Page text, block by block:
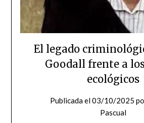
El legado
Goodall frente a
ecológicos
Publicada el03/10/2025
Pascual